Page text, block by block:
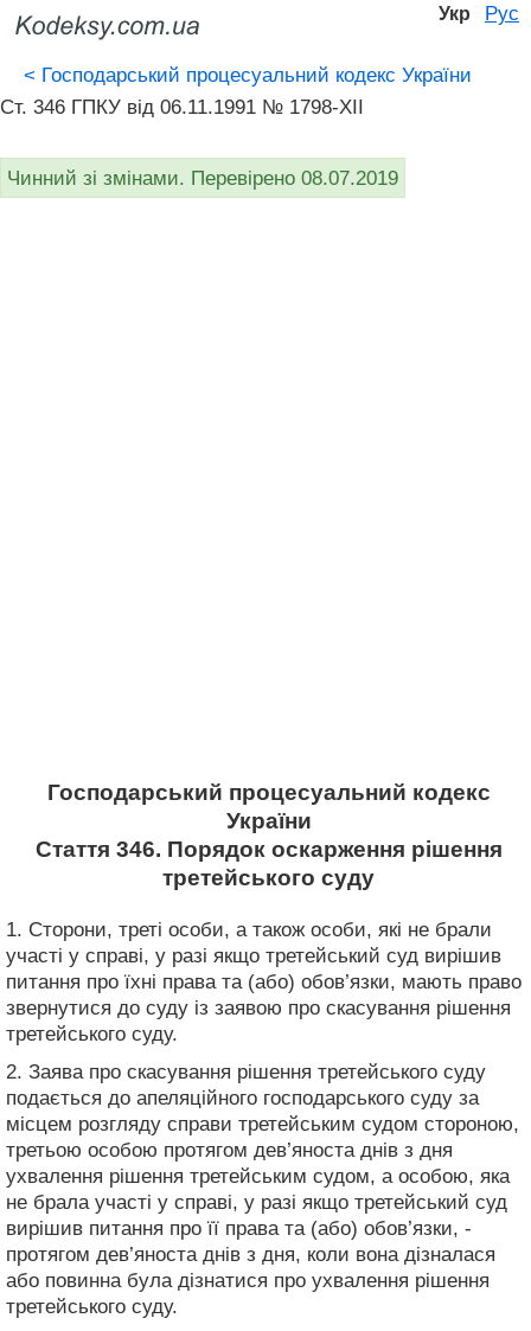
Укр Рус
< Господарський процесуальний кодекс України
Ст. 346 ГПКУ від 06.11.1991 № 1798-XII
Чинний зі змінами. Перевірено 08.07.2019
Господарський процесуальний кодекс
України
Стаття 346. Порядок оскарження рішення
третейського суду
1. Сторони, треті особи, а також особи, які не брали
участі у справі, у разі якщо третейський суд вирішив
питання про їхні права та (або) обов’язки, мають право
звернутися до суду із заявою про скасування рішення
третейського суду.
2. Заява про скасування рішення третейського суду
подається до апеляційного господарського суду за
місцем розгляду справи третейським судом стороною,
третьою особою протягом дев’яноста днів з дня
ухвалення рішення третейським судом, а особою, яка
не брала участі у справі, у разі якщо третейський суд
вирішив питання про її права та (або) обов’язки, -
протягом дев’яноста днів з дня, коли вона дізналася
або повинна була дізнатися про ухвалення рішення
третейського суду.